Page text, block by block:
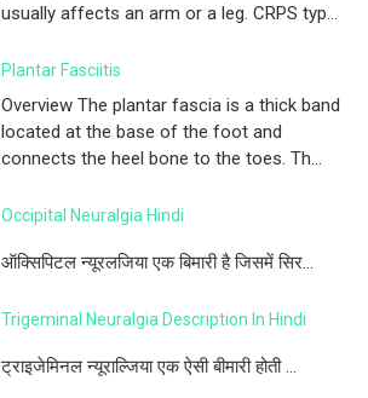
usually affects an arm or a leg. CRPS typ...
Plantar Fasciitis
Overview The plantar fascia is a thick band
located at the base of the foot and
connects the heel bone to the toes. Th...
Occipital Neuralgia Hindi
ऑक्सिपिटल न्यूरलजिया एक बिमारी है जिसमें सिर...
Trigeminal Neuralgia Description In Hindi
ट्राइजेमिनल न्यूराल्जिया एक ऐसी बीमारी होती ...